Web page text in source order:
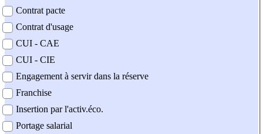
Contrat pacte
Contrat d'usage
CUI - CAE
CUI - CIE
Engagement à servir dans la réserve
Franchise
Insertion par l'activ.éco.
Portage salarial